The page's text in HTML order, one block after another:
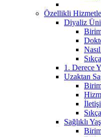
Özellikli
Diyaliz
1. Derece
Uzaktan
Sağlıklı